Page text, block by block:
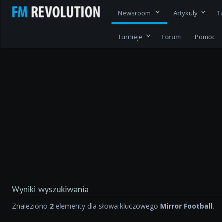
Newsroom Artykuły
Turnieje Forum Pomoc
Wyniki wyszukiwania
Znaleziono 2 elementy dla słowa kluczowego Mirror Football.